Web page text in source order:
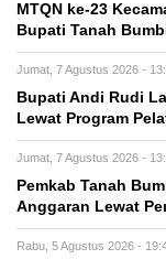
MTQN ke-23
Bupati Tanah
Jumat, 7 Agustus 2026 -
Bupati Andi Rudi
Lewat Program
Jumat, 7 Agustus 2026 -
Pemkab Tanah
Anggaran Lewat
Rabu, 5 Agustus 2026 -